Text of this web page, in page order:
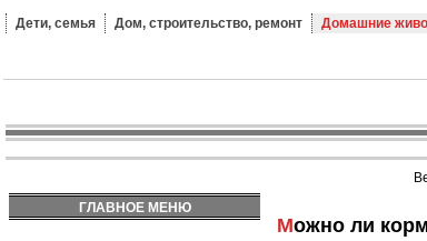
Дети, семья Дом, строительство, ремонт Домашние
ГЛАВНОЕ МЕНЮ
Можно ли